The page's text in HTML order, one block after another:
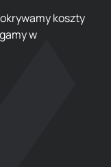
koszty
w